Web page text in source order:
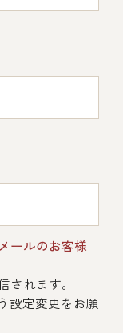
先エントリー
ールのお客様
れます。
設定変更をお願